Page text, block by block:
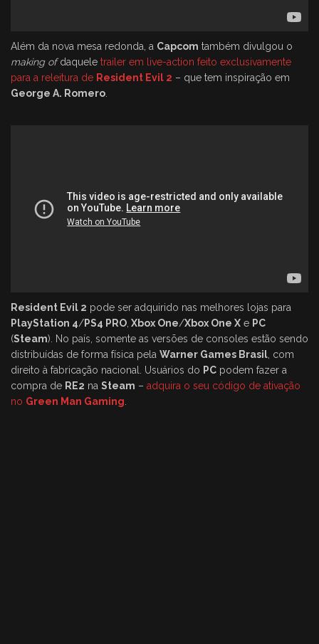
Além da nova mesa redonda, a Capcom também divulgou o
making ofdaquele trailer em live-action feito exclusivamente
para a releitura de Resident Evil 2 – que tem inspiração em
George A. Romero
Resident Evil 2 pode ser adquirido nas melhores lojas para
PlayStation 4/PS4 PRO Xbox One/Xbox One X e PC
(Steam). No país, somente as versões de consoles estão sendo
distribuídas de forma física pela Warner Games Brasil , com
direito à fabricação nacional. Usuários do PC podem fazer a
compra de RE2 na Steam – adquira o seu código de ativação
no Green Man Gaming